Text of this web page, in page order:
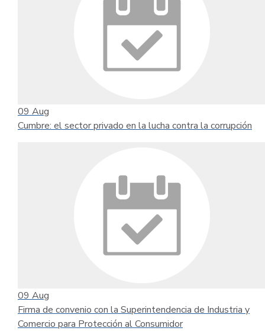
09 Aug
Cumbre: el sector privado en la lucha contra la corrupción
09 Aug
Firma de convenio con la Superintendencia de Industria y
Comercio para Protección al Consumidor